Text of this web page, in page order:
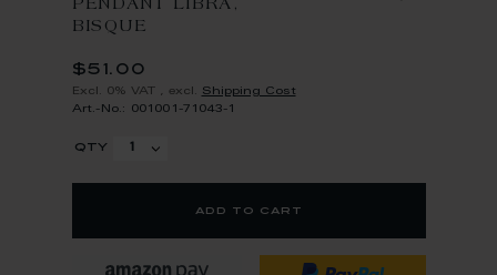
PENDANT LIBRA,
BISQUE
$51.00
Excl. 0% VAT excl. Shipping Cost
Art.-No.: 001001-71043-1
qty
add to cart